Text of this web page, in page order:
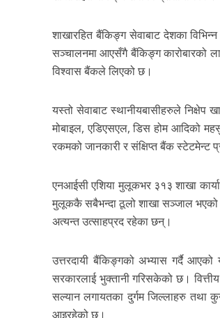
शाखारहित बैंकिङ्ग सेवाबाट देशका
सञ्चालनमा आएसँगै बैंकिङ्ग कारोबारको
विश्वास बैंकले लिएको छ।
यस्तो सेवाबाट स्थानीयबासीहरुले निक्षेप
मोबाइल, एडिएसएल, डिस होम आदिको
रकमको जानकारी र संक्षिप्त बैंक स्टेटमेन्ट
एनआईसी एशिया मुलूकभर ३१३ शाखा
मुलूककै सबैभन्दा ठूलो शाखा सञ्जाल
अत्यन्त उत्साहप्रद रहेका छन्।
उत्तरदायी बैंकिङ्गको अभ्यास गर्दै
सरकारलाई भुक्तानी गरिसकेको छ।
सल्यान लगायतका दुर्गम जिल्लाहरु तथा
आइरहेको छ।